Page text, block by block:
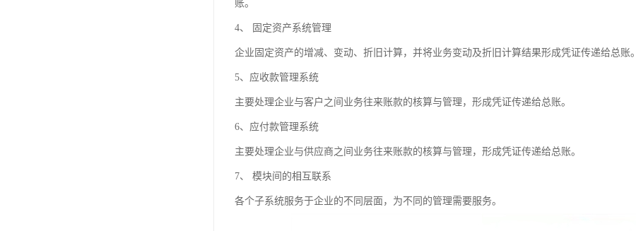
账。
4、 固定资产系统管理
企业固定资产的增减、变动、折旧计算，并将业务变动及折旧计算结果形成凭证传递给总账。
5、应收款管理系统
主要处理企业与客户之间业务往来账款的核算与管理，形成凭证传递给总账。
6、应付款管理系统
主要处理企业与供应商之间业务往来账款的核算与管理，形成凭证传递给总账。
7、 模块间的相互联系
各个子系统服务于企业的不同层面，为不同的管理需要服务。